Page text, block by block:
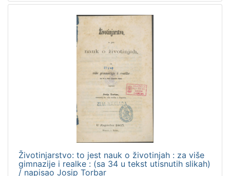
Životinjarstvo: to jest nauk o životinjah : za više
gimnazije i realke : (sa 34 u tekst utisnutih slikah)
/ napisao Josip Torbar